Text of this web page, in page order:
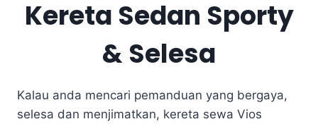
Kereta Sedan Sporty
& Selesa
Kalau anda mencari pemanduan yang bergaya,
selesa dan menjimatkan, kereta sewa Vios